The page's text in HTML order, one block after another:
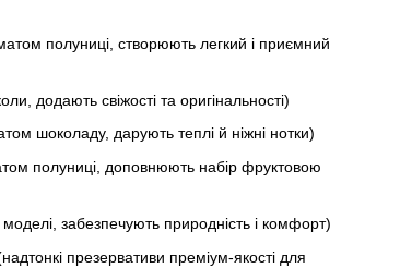
полуниці, створюють легкий і приємний
додають свіжості та оригінальності)
шоколаду, дарують теплі й ніжні нотки)
полуниці, доповнюють набір фруктовою
забезпечують природність і комфорт)
презервативи преміум-якості для